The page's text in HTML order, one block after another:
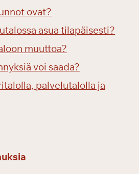
ovat?
asua tilapäisesti?
muuttoa?
voi saada?
palvelutalolla ja